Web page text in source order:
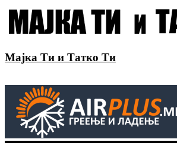
Мајка Ти и Татко Ти